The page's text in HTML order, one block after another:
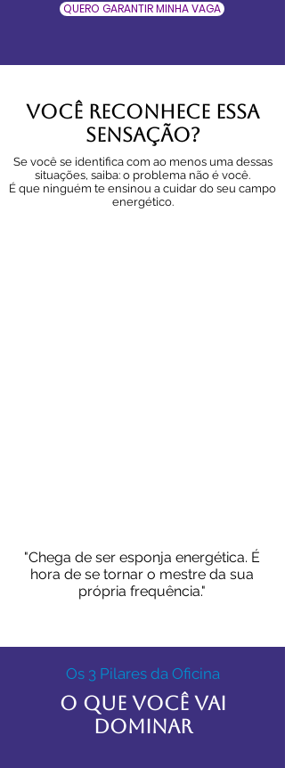
QUERO GARANTIR MINHA VAGA
Você Reconhece Essa
Sensação?
Se você se identifica com ao menos uma dessas
situações, saiba: o problema não é você.
É que ninguém te ensinou a cuidar do seu campo
energético.
"Chega de ser esponja energética. É
hora de se tornar o mestre da sua
própria frequência."
Os 3 Pilares da Oficina
O Que Você Vai
Dominar